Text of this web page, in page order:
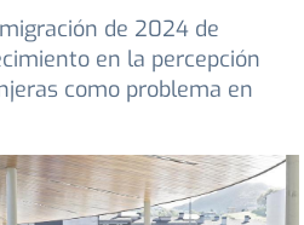
de 2024 de
en la percepción
como problema en